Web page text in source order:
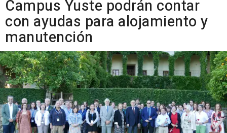
Campus Yuste podrán contar
con ayudas para alojamiento y
manutención